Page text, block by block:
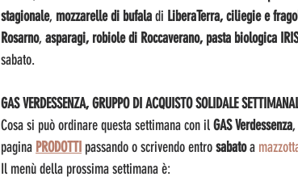
stagionale, mozzarelle di bufala di LiberaTerra, ciliegie e
Rosarno, asparagi, robiole di Roccaverano, pasta biologica IRIS
sabato.
GAS VERDESSENZA, GRUPPO DI ACQUISTO SOLIDALE
Cosa si può ordinare questa settimana con il GAS Verdessenza,
pagina PRODOTTI passando o scrivendo entro sabato a
Il menù della prossima settimana è: